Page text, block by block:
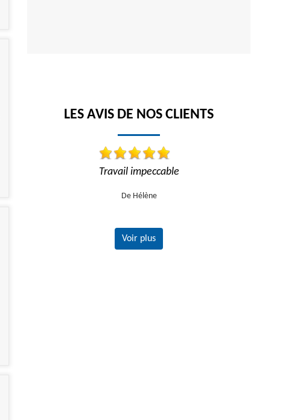
LES AVIS DE NOS CLIENTS
Travail impeccable
De Hélène
Voir plus